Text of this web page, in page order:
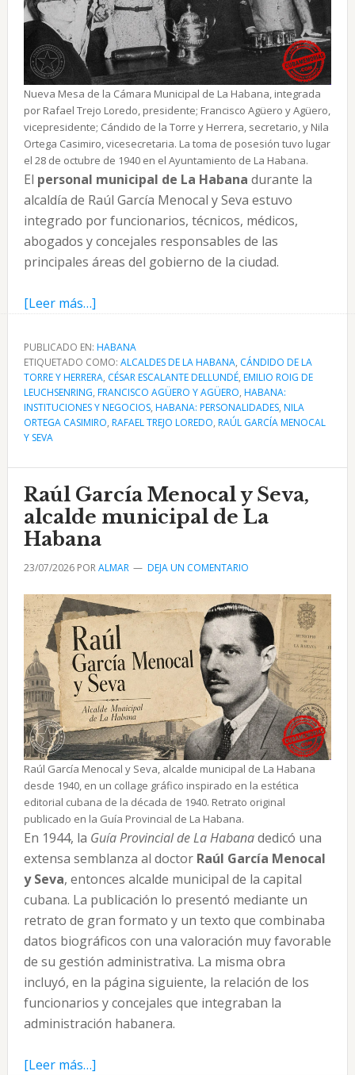
Nueva Mesa de la Cámara Municipal de La Habana, integrada
por Rafael Trejo Loredo, presidente; Francisco Agüero y Agüero,
vicepresidente; Cándido de la Torre y Herrera, secretario, y Nila
Ortega Casimiro, vicesecretaria. La toma de posesión tuvo lugar
el 28 de octubre de 1940 en el Ayuntamiento de La Habana.
El personal municipal de La Habana durante la
alcaldía de Raúl García Menocal y Seva estuvo
integrado por funcionarios, técnicos, médicos,
abogados y concejales responsables de las
principales áreas del gobierno de la ciudad.
[Leer más…]acerca
Personal
municipal
de
La
Habana
Raúl
García
PUBLICADO EN: HABANA
ETIQUETADO COMO: ALCALDES DE LA HABANA, CÁNDIDO DE LA
TORRE Y HERRERA, CÉSAR ESCALANTE DELLUNDÉ, EMILIO ROIG DE
LEUCHSENRING, FRANCISCO AGÜERO Y AGÜERO, HABANA:
INSTITUCIONES Y NEGOCIOS, HABANA: PERSONALIDADES, NILA
ORTEGA CASIMIRO, RAFAEL TREJO LOREDO, RAÚL GARCÍA MENOCAL
Y SEVA
Raúl García Menocal y Seva,
alcalde municipal de La
Habana
23/07/2026PORALMAR DEJA UN COMENTARIO
Raúl García Menocal y Seva, alcalde municipal de La Habana
desde 1940, en un collage gráfico inspirado en la estética
editorial cubana de la década de 1940. Retrato original
publicado en la Guía Provincial de La Habana.
En 1944, la Guía Provincial de La Habanadedicó una
extensa semblanza al doctor Raúl García Menocal
y Seva, entonces alcalde municipal de la capital
cubana. La publicación lo presentó mediante un
retrato de gran formato y un texto que combinaba
datos biográficos con una valoración muy favorable
de su gestión administrativa. La misma obra
incluyó, en la página siguiente, la relación de los
funcionarios y concejales que integraban la
administración habanera.
[Leer más…]acerca